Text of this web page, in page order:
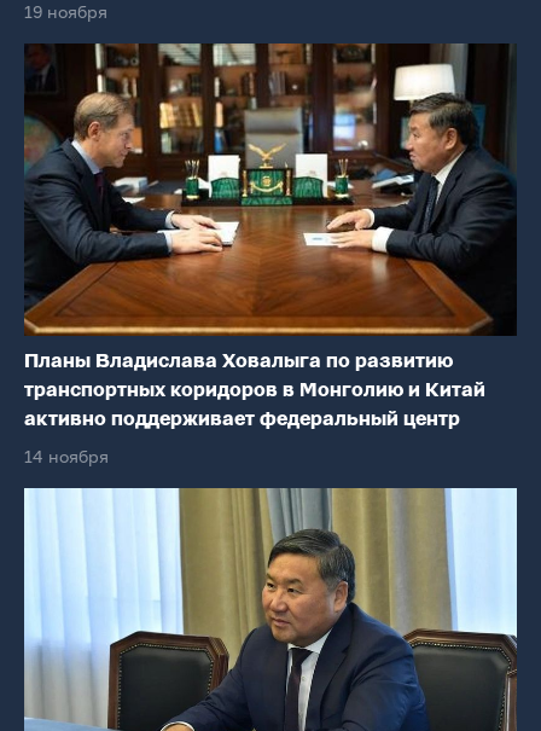
19 ноября
Планы Владислава Ховалыга по развитию
транспортных коридоров в Монголию и Китай
активно поддерживает федеральный центр
14 ноября